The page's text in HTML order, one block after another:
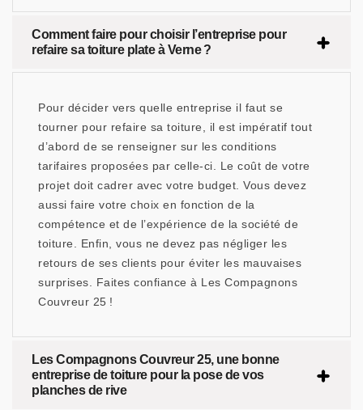
Comment faire pour choisir l’entreprise pour
refaire sa toiture plate à Verne ?
Pour décider vers quelle entreprise il faut se
tourner pour refaire sa toiture, il est impératif tout
d’abord de se renseigner sur les conditions
tarifaires proposées par celle-ci. Le coût de votre
projet doit cadrer avec votre budget. Vous devez
aussi faire votre choix en fonction de la
compétence et de l’expérience de la société de
toiture. Enfin, vous ne devez pas négliger les
retours de ses clients pour éviter les mauvaises
surprises. Faites confiance à Les Compagnons
Couvreur 25 !
Les Compagnons Couvreur 25, une bonne
entreprise de toiture pour la pose de vos
planches de rive